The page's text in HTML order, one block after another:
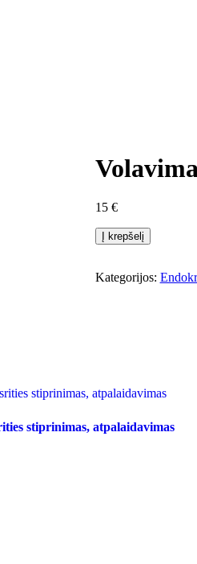
15 €
produkto
kiekis:
(raumenų
Į krepšelį
Kategorijos:
stiprinimas, atpalaidavimas